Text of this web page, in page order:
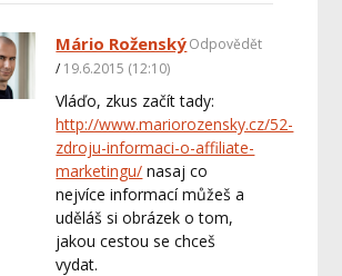
Mário Roženský
19.6.2015 (12:10)
Vláďo, zkus začít tady:
http://www.mariorozensky.cz/52-
zdroju-informaci-o-affiliate-
marketingu/ nasaj co
nejvíce informací můžeš a
uděláš si obrázek o tom,
jakou cestou se chceš
vydat.
Odpovědět